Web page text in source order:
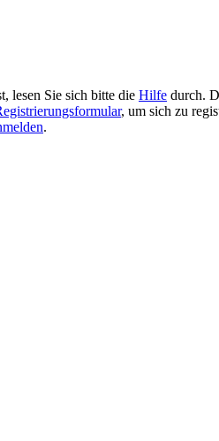
lesen Sie sich bitte die Hilfe durch.
, um sich zu
.